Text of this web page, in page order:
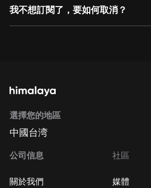
我不想訂閱了，要如何取消？
方法 Google Play取消訂閱方法
選擇您的地區
中國台湾
公司信息
關於我們
社區
媒體